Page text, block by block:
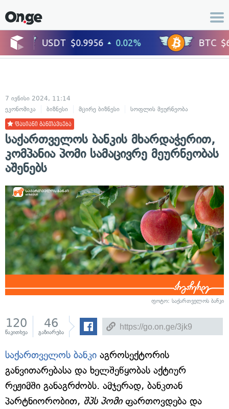
7 ივნისი 2024, 11:14
ეკონომიკა
ბიზნესი მცირე ბიზნესი სოფლის მეურნეობა
ფასიანი განთავსება
საქართველოს ბანკის მხარდაჭერით,
კომპანია პომი სამაცივრე მეურნეობას
აშენებს
ფოტო: საქართველოს ბანკი
120
წაკითხვა
46
გაზიარება
საქართველოს ბანკი აგროსექტორის
განვითარებასა და ხელშეწყობას აქტიურ
რეჟიმში განაგრძობს. ამჯერად, ბანკთან
პარტნიორობით, შპს პომიფართოვდება და